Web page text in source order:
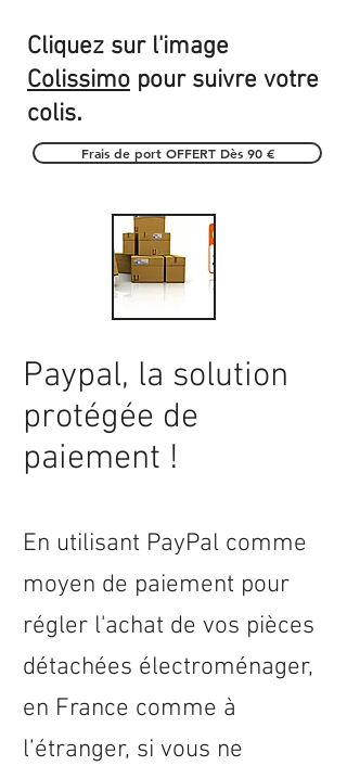
Cliquez sur l'image
Colissimo pour suivre votre
colis.
Frais de port OFFERT Dès 90 €
Paypal, la solution
protégée de
paiement !
En utilisant PayPal comme
moyen de paiement pour
régler l'achat de vos pièces
détachées électroménager,
en France comme à
l’étranger, si vous ne